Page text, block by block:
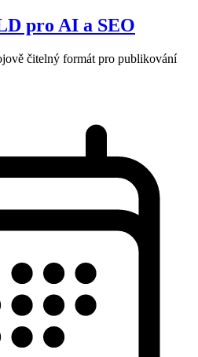
pro AI a SEO
čitelný formát pro publikování